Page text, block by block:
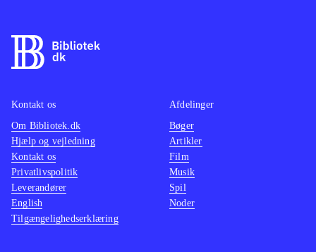
Kontakt os
Om Bibliotek.dk
Hjælp og vejledning
Kontakt os
Privatlivspolitik
Leverandører
English
Tilgængelighedserklæring
Afdelinger
Bøger
Artikler
Film
Musik
Spil
Noder